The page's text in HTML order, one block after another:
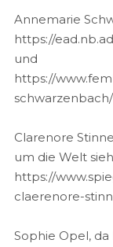
Annemarie
https://
und
https://
schwarzenbach/
Clarenore
um die Welt
https://
claerenore-
Sophie Opel,